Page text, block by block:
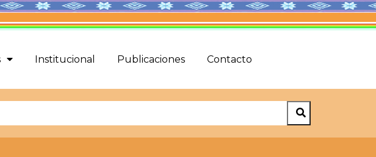
Institucional Publicaciones Contacto